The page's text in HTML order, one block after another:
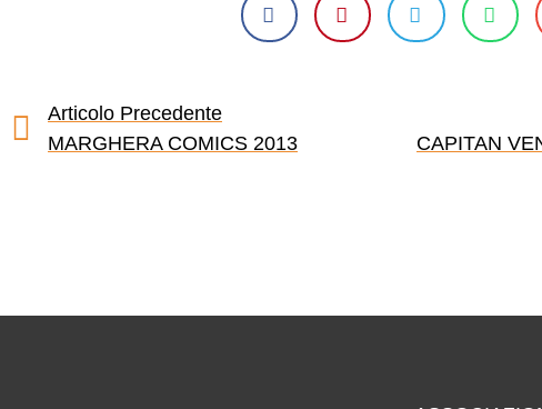
Articolo Precedente
MARGHERA COMICS 2013